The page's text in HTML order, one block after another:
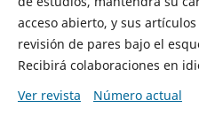
acceso abierto, y sus
revisión de pares bajo el
Recibirá colaboraciones en
Ver revista
Número actual